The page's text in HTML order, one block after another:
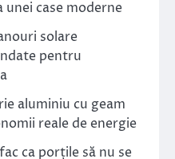
unei case moderne
solare
pentru
aluminiu cu geam
reale de energie
ca porțile să nu se